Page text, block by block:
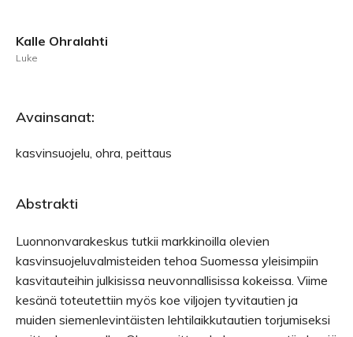
Kalle Ohralahti
Luke
Avainsanat:
kasvinsuojelu, ohra, peittaus
Abstrakti
Luonnonvarakeskus tutkii markkinoilla olevien
kasvinsuojeluvalmisteiden tehoa Suomessa yleisimpiin
kasvitauteihin julkisissa neuvonnallisissa kokeissa. Viime
kesänä toteutettiin myös koe viljojen tyvitautien ja
muiden siemenlevintäisten lehtilaikkutautien torjumiseksi